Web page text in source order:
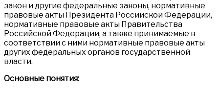
закон и другие федеральные законы, нормативные
правовые акты Президента Российской Федерации,
нормативные правовые акты Правительства
Российской Федерации, а также принимаемые в
соответствии с ними нормативные правовые акты
других федеральных органов государственной
власти.
Основные понятия: